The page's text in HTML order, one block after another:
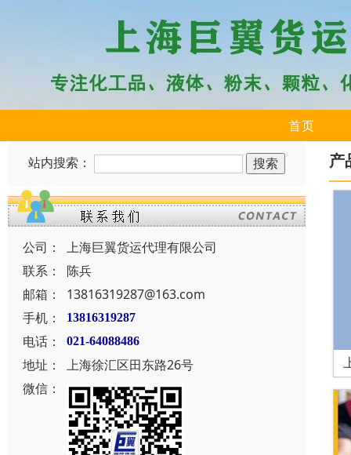
首页
站内搜索：
公司：
上海巨翼货运代理有限公司
联系：
陈兵
邮箱：
13816319287@163.com
手机：
13816319287
电话： 021-64088486
地址：
上海徐汇区田东路26号
微信：
产